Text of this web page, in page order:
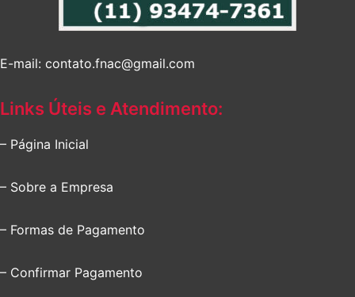
E-mail: contato.fnac@gmail.com
Links Úteis e Atendimento:
– Página Inicial
– Sobre a Empresa
– Formas de Pagamento
– Confirmar Pagamento